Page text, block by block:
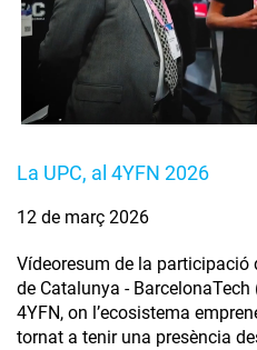
La UPC, al 4YFN 2026
12 de març 2026
Vídeoresum de la participació
de Catalunya - BarcelonaTech
4YFN, on l’ecosistema
tornat a tenir una presència